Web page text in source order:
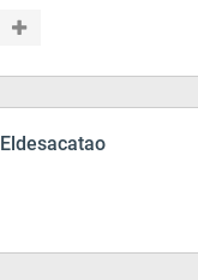
Eldesacatao